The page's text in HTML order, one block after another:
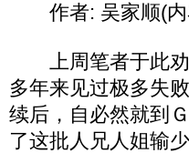
作者: 吴家顺(内
上周笔者于此劝
多年来见过极多失
续后，自必然就到
了这批人兄人姐输